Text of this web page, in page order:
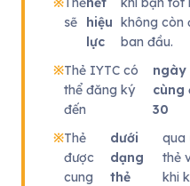
sẽ
hiệu
lực
không còn
ban đầu.
Thẻ IYTC có
thể đăng ký
đến
ngày
cùng
30
Thẻ
được
cung
dưới
dạng
thẻ
qua
thẻ
khi